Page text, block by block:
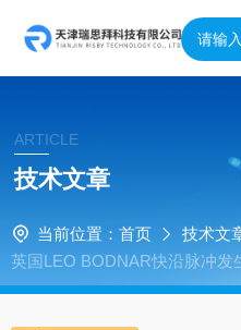
ARTICLE
技术文章
当前位置： 首页 技术文
英国LEO BODNAR快沿脉冲发